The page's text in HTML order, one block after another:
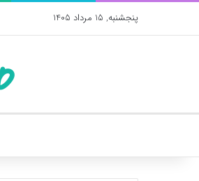
پنجشنبه, 15 مرداد 1405